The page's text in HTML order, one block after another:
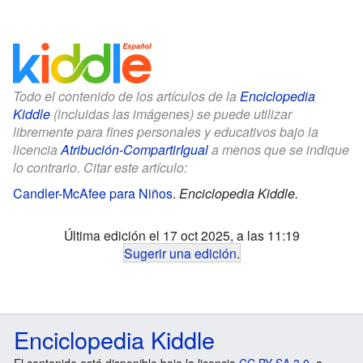
Todo el contenido de los artículos de la Enciclopedia
Kiddle (incluidas las imágenes) se puede utilizar
libremente para fines personales y educativos bajo la
licenciaAtribución-CompartirIguala menos que se indique
lo contrario. Citar este artículo:
Candler-McAfee para Niños. Enciclopedia Kiddle.
Última edición el 17 oct 2025, a las 11:19
Sugerir una edición.
Enciclopedia Kiddle